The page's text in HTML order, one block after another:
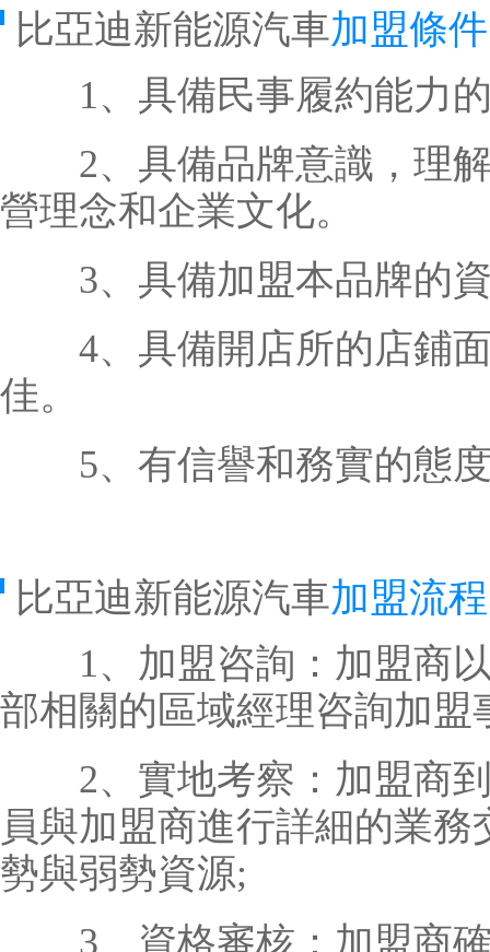
比亞迪新能源汽車加盟條件
1、具備民事履約能力的
2、具備品牌意識，理解
營理念和企業文化。
3、具備加盟本品牌的資
4、具備開店所的店鋪面
佳。
5、有信譽和務實的態
比亞迪新能源汽車加盟流程
1、加盟咨詢：加盟商以
部相關的區域經理咨詢加盟
2、實地考察：加盟商到
員與加盟商進行詳細的業
勢與弱勢資源;
3、資格審核：加盟商確